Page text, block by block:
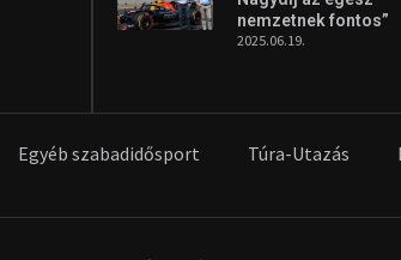
nemzetnek fontos”
2025.06.19.
Egyéb szabadidősport Túra-Utazás